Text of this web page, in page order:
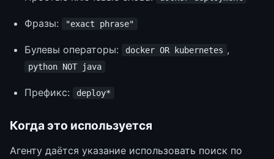
Фразы: "exact phrase"
Булевы операторы: docker OR kubernetes ,
python NOT java
Префикс: deploy*
Когда это используется
Агенту даётся указание использовать поиск по